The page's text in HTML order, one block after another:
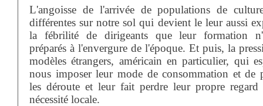
L'angoisse de l'arrivée de populations de
différentes sur notre sol qui devient le leur aussi
la fébrilité de dirigeants que leur formation
préparés à l'envergure de l'époque. Et puis, la
modèles étrangers, américain en particulier, qui
nous imposer leur mode de consommation et de
les déroute et leur fait perdre leur propre regard
nécessité locale.